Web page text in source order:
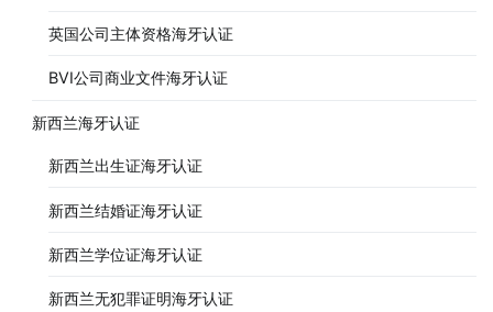
英国公司主体资格海牙认证
BVI公司商业文件海牙认证
新西兰海牙认证
新西兰出生证海牙认证
新西兰结婚证海牙认证
新西兰学位证海牙认证
新西兰无犯罪证明海牙认证